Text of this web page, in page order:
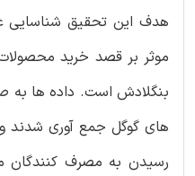
هدف این تحقیق شناسایی
موثر بر قصد خرید
بنگلادش است. داده ها به
های گوگل جمع آوری شدند
رسیدن به مصرف کنندگان